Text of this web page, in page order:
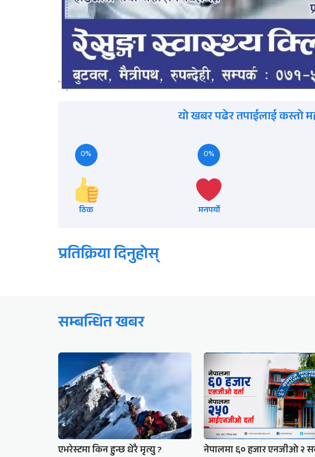
यो खबर पढेर तपाईलाई कस्तो
0%
ठिक
0%
मनपर्यो
प्रतिक्रिया दिनुहोस्
सम्बन्धित खबर
एभरेस्टमा किन हुन्छ धेरै मृत्यु ?
नेपालमा ६० हजार एनजीओ २